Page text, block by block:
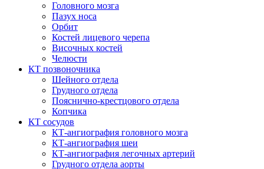
Головного мозга
Пазух носа
Орбит
Костей лицевого черепа
Височных костей
Челюсти
КТ позвоночника
Шейного отдела
Грудного отдела
Пояснично-крестцового отдела
Копчика
КТ сосудов
КТ-ангиография головного мозга
КТ-ангиография шеи
КТ-ангиография легочных артерий
Грудного отдела аорты